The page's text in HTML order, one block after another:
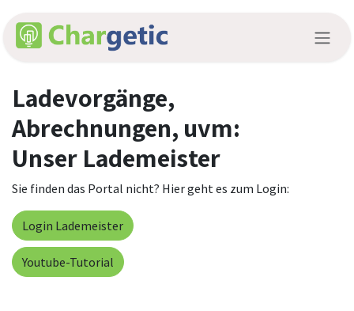
Ladevorgänge,
Abrechnungen, uvm:
Unser Lademeister
Sie finden das Portal nicht? Hier geht es zum Login:
Login Lademeister
Youtube-Tutorial